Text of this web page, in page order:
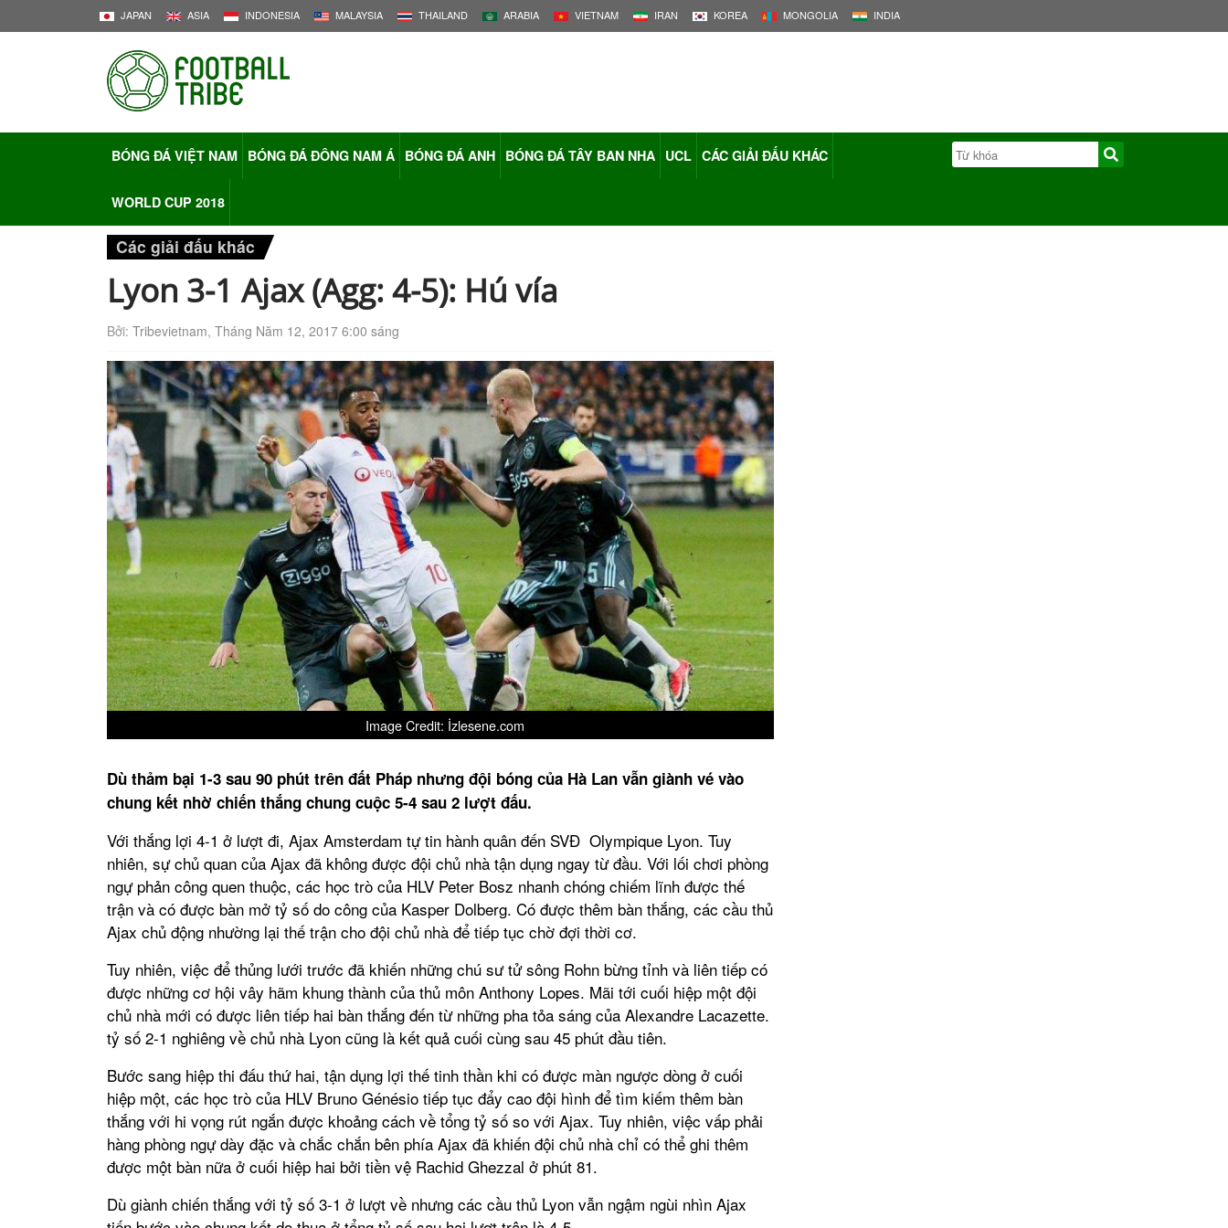
JAPAN ASIA INDONESIA MALAYSIA THAILAND ARABIA VIETNAM IRAN KOREA MONGOLIA INDIA
BÓNG ĐÁ VIỆT NAM BÓNG ĐÁ ĐÔNG NAM Á BÓNG ĐÁ ANH BÓNG ĐÁ TÂY BAN NHA UCL CÁC GIẢI ĐẤU KHÁC
WORLD CUP 2018
Các giải đấu khác
Lyon 3-1 Ajax (Agg: 4-5): Hú vía
Bởi: Tribevietnam, Tháng Năm 12, 2017 6:00 sáng
Image Credit: İzlesene.com
Dù thảm bại 1-3 sau 90 phút trên đất Pháp nhưng đội bóng của Hà Lan vẫn giành vé vào
chung kết nhờ chiến thắng chung cuộc 5-4 sau 2 lượt đấu.
Với thắng lợi 4-1 ở lượt đi, Ajax Amsterdam tự tin hành quân đến SVĐ Olympique Lyon. Tuy
nhiên, sự chủ quan của Ajax đã không được đội chủ nhà tận dụng ngay từ đầu. Với lối chơi phòng
ngự phản công quen thuộc, các học trò của HLV Peter Bosz nhanh chóng chiếm lĩnh được thế
trận và có được bàn mở tỷ số do công của Kasper Dolberg. Có được thêm bàn thắng, các cầu thủ
Ajax chủ động nhường lại thế trận cho đội chủ nhà để tiếp tục chờ đợi thời cơ.
Tuy nhiên, việc để thủng lưới trước đã khiến những chú sư tử sông Rohn bừng tỉnh và liên tiếp có
được những cơ hội vây hãm khung thành của thủ môn Anthony Lopes. Mãi tới cuối hiệp một đội
chủ nhà mới có được liên tiếp hai bàn thắng đến từ những pha tỏa sáng của Alexandre Lacazette.
tỷ số 2-1 nghiêng về chủ nhà Lyon cũng là kết quả cuối cùng sau 45 phút đầu tiên.
Bước sang hiệp thi đấu thứ hai, tận dụng lợi thế tinh thần khi có được màn ngược dòng ở cuối
hiệp một, các học trò của HLV Bruno Génésio tiếp tục đẩy cao đội hình để tìm kiếm thêm bàn
thắng với hi vọng rút ngắn được khoảng cách về tổng tỷ số so với Ajax. Tuy nhiên, việc vấp phải
hàng phòng ngự dày đặc và chắc chắn bên phía Ajax đã khiến đội chủ nhà chỉ có thể ghi thêm
được một bàn nữa ở cuối hiệp hai bởi tiền vệ Rachid Ghezzal ở phút 81.
Dù giành chiến thắng với tỷ số 3-1 ở lượt về nhưng các cầu thủ Lyon vẫn ngậm ngùi nhìn Ajax